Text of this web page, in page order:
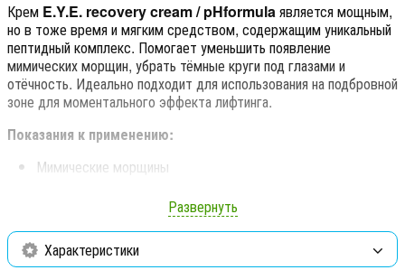
Крем E.Y.E. recovery cream / pHformulaявляется мощным,
но в тоже время и мягким средством, содержащим уникальный
пептидный комплекс. Помогает уменьшить появление
мимических морщин, убрать тёмные круги под глазами и
отёчность. Идеально подходит для использования на подбровной
зоне для моментального эффекта лифтинга.
Показания к применению:
Мимические морщины
Преждевременное старение
Потеря сияния
Потеря упругости
Развернуть
Характеристики